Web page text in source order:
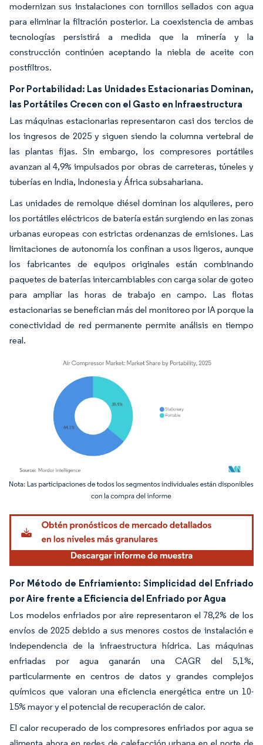
modernizan sus instalaciones con tornillos sellados con agua
para eliminar la filtración posterior. La coexistencia de ambas
tecnologías persistirá a medida que la minería y la
construcción continúen aceptando la niebla de aceite con
postfiltros.
Por Portabilidad: Las Unidades Estacionarias Dominan,
las Portátiles Crecen con el Gasto en Infraestructura
Las máquinas estacionarias representaron casi dos tercios de
los ingresos de 2025 y siguen siendo la columna vertebral de
las plantas fijas. Sin embargo, los compresores portátiles
avanzan al 4,9% impulsados por obras de carreteras, túneles y
tuberías en India, Indonesia y África subsahariana.
Las unidades de remolque diésel dominan los alquileres, pero
los portátiles eléctricos de batería están surgiendo en las zonas
urbanas europeas con estrictas ordenanzas de emisiones. Las
limitaciones de autonomía los confinan a usos ligeros, aunque
los fabricantes de equipos originales están combinando
paquetes de baterías intercambiables con carga solar de goteo
para ampliar las horas de trabajo en campo. Las flotas
estacionarias se benefician más del monitoreo por IA porque la
conectividad de red permanente permite análisis en tiempo
real.
Imagen © Mordor Intelligence. El uso requiere atribución según CC BY 4.0.
Por Método de Enfriamiento: Simplicidad del Enfriado
por Aire frente a Eficiencia del Enfriado por Agua
Los modelos enfriados por aire representaron el 78,2% de los
envíos de 2025 debido a sus menores costos de instalación e
independencia de la infraestructura hídrica. Las máquinas
enfriadas por agua ganarán una CAGR del 5,1%,
particularmente en centros de datos y grandes complejos
químicos que valoran una eficiencia energética entre un 10-
15% mayor y el potencial de recuperación de calor.
El calor recuperado de los compresores enfriados por agua se
alimenta ahora en redes de calefacción urbana en el norte de